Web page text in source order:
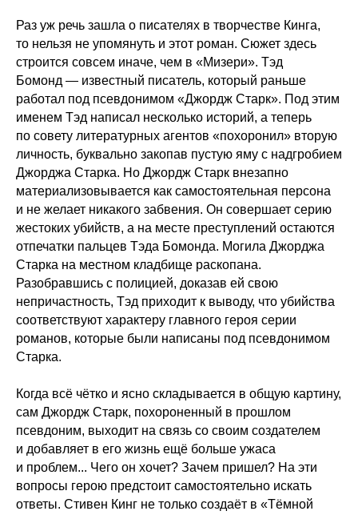
Раз уж речь зашла о писателях в творчестве Кинга,
то нельзя не упомянуть и этот роман. Сюжет здесь
строится совсем иначе, чем в «Мизери». Тэд
Бомонд — известный писатель, который раньше
работал под псевдонимом «Джордж Старк». Под этим
именем Тэд написал несколько историй, а теперь
по совету литературных агентов «похоронил» вторую
личность, буквально закопав пустую яму с надгробием
Джорджа Старка. Но Джордж Старк внезапно
материализовывается как самостоятельная персона
и не желает никакого забвения. Он совершает серию
жестоких убийств, а на месте преступлений остаются
отпечатки пальцев Тэда Бомонда. Могила Джорджа
Старка на местном кладбище раскопана.
Разобравшись с полицией, доказав ей свою
непричастность, Тэд приходит к выводу, что убийства
соответствуют характеру главного героя серии
романов, которые были написаны под псевдонимом
Старка.
Когда всё чётко и ясно складывается в общую картину,
сам Джордж Старк, похороненный в прошлом
псевдоним, выходит на связь со своим создателем
и добавляет в его жизнь ещё больше ужаса
и проблем... Чего он хочет? Зачем пришел? На эти
вопросы герою предстоит самостоятельно искать
ответы. Стивен Кинг не только создаёт в «Тёмной